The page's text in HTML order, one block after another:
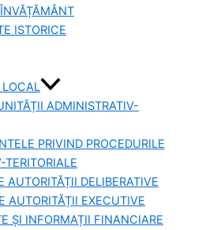
ISTORICE
ADMINISTRATIV-
PRIVIND PROCEDURILE
AUTORITĂȚII DELIBERATIVE
AUTORITĂȚII EXECUTIVE
ȘI INFORMAȚII FINANCIARE